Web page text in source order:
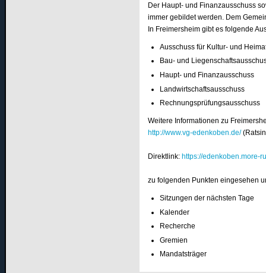
Der Haupt- und Finanzausschuss
immer gebildet werden. Dem
In Freimersheim gibt es folgende
Ausschuss für Kultur- und
Bau- und
Haupt- und Finanzausschuss
Landwirtschaftsausschuss
Rechnungsprüfungsausschuss
Weitere Informationen zu
http://www.vg-edenkoben.de/
Direktlink: https://edenkoben.more-
zu folgenden Punkten eingesehen
Sitzungen der nächsten Tage
Kalender
Recherche
Gremien
Mandatsträger